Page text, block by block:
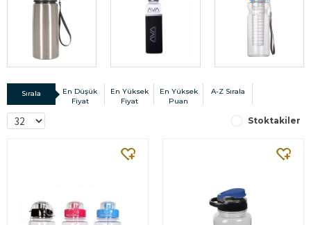
Sırala
En Düşük
Fiyat
En Yüksek
Fiyat
En Yüksek
Puan
A-Z Sırala
Stoktakiler